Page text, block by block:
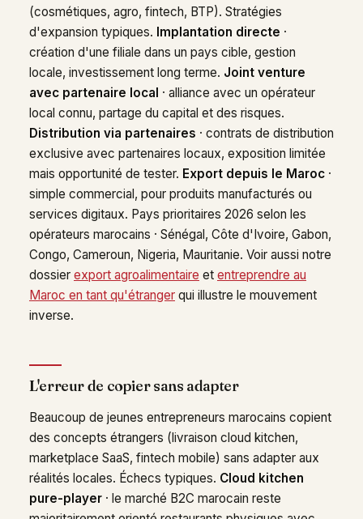
(cosmétiques, agro, fintech, BTP). Stratégies
d'expansion typiques. Implantation directe ·
création d'une filiale dans un pays cible, gestion
locale, investissement long terme. Joint venture
avec partenaire local · alliance avec un opérateur
local connu, partage du capital et des risques.
Distribution via partenaires · contrats de distribution
exclusive avec partenaires locaux, exposition limitée
mais opportunité de tester. Export depuis le Maroc ·
simple commercial, pour produits manufacturés ou
services digitaux. Pays prioritaires 2026 selon les
opérateurs marocains · Sénégal, Côte d'Ivoire, Gabon,
Congo, Cameroun, Nigeria, Mauritanie. Voir aussi notre
dossier export agroalimentaire et entreprendre au
Maroc en tant qu'étranger qui illustre le mouvement
inverse.
L'erreur de copier sans adapter
Beaucoup de jeunes entrepreneurs marocains copient
des concepts étrangers (livraison cloud kitchen,
marketplace SaaS, fintech mobile) sans adapter aux
réalités locales. Échecs typiques. Cloud kitchen
pure-player · le marché B2C marocain reste